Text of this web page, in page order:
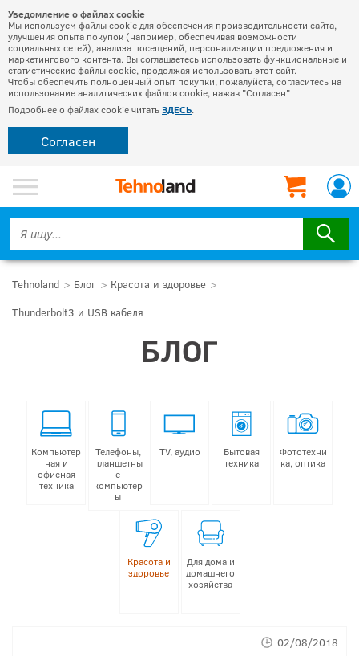
Уведомление о файлах cookie
Мы используем файлы cookie для обеспечения производительности сайта,
улучшения опыта покупок (например, обеспечивая возможности
социальных сетей), анализа посещений, персонализации предложения и
маркетингового контента. Вы соглашаетесь использовать функциональные и
статистические файлы cookie, продолжая использовать этот сайт.
Чтобы обеспечить полноценный опыт покупки, пожалуйста, согласитесь на
использование аналитических файлов cookie, нажав "Согласен"
Подробнее о файлах cookie читатьЗДЕСЬ.
Согласен
Tehnoland Блог
Красота и здоровье
Thunderbolt3 и USB кабеля
БЛОГ
Компьютер
ная и
офисная
техника
Телефоны,
планшетны
е
компьютер
ы
TV, аудио
Бытовая
техника
Фототехни
ка, оптика
Красота и
здоровье
Для дома и
домашнего
хозяйства
02/08/2018